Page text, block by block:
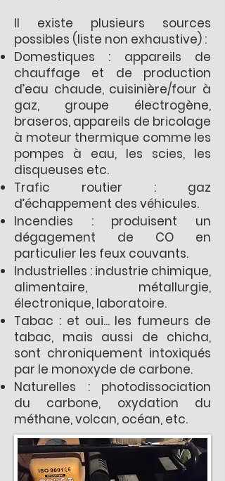
Il existe plusieurs sources
possibles (liste non exhaustive) :
Domestiques : appareils de
chauffage et de production
d’eau chaude, cuisinière/four à
gaz, groupe électrogène,
braseros, appareils de bricolage
à moteur thermique comme les
pompes à eau, les scies, les
disqueuses etc.
Trafic routier : gaz
d’échappement des véhicules.
Incendies : produisent un
dégagement de CO en
particulier les feux couvants.
Industrielles : industrie chimique,
alimentaire, métallurgie,
électronique, laboratoire.
Tabac : et oui... les fumeurs de
tabac, mais aussi de chicha,
sont chroniquement intoxiqués
par le monoxyde de carbone.
Naturelles : photodissociation
du carbone, oxydation du
méthane, volcan, océan, etc.